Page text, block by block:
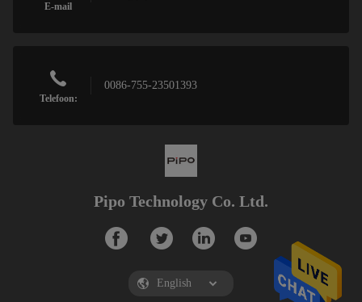
E-mail
Telefoon:
0086-755-23501393
Pipo Technology Co. Ltd.